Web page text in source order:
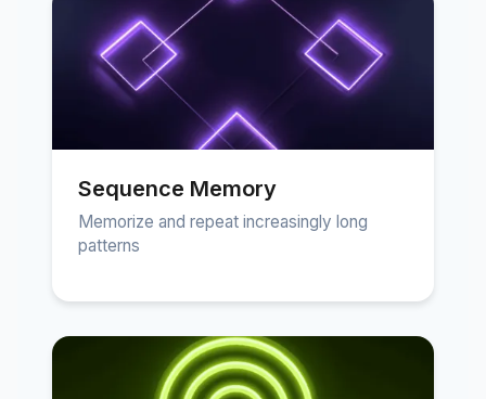
Sequence Memory
Memorize and repeat increasingly long
patterns